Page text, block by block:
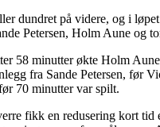
dundret på videre, og i
Petersen, Holm Aune og
58 minutter økte Holm
fra Sande Petersen, før
70 minutter var spilt.
fikk en redusering kort tid